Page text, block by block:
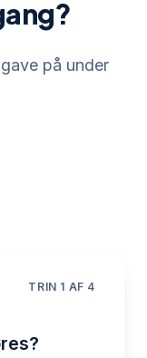
på under
TRIN 1 AF 4